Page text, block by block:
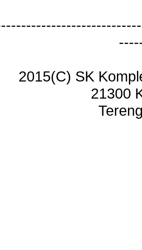
2015(C) SK
21300